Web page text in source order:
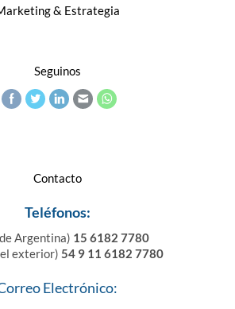
& Estrategia
Seguinos
Contacto
Teléfonos:
Argentina) 15 6182 7780
exterior) 54 9 11 6182 7780
Electrónico: